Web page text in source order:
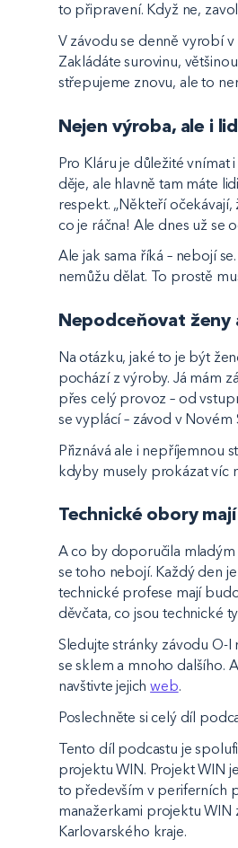
to připravení. Když ne,
V závodu se denně vyrobí v
Zakládáte surovinu,
střepujeme znovu, ale to
Nejen výroba, ale i
Pro Kláru je důležité
děje, ale hlavně tam máte
respekt. „Někteří
co je ráčna! Ale dnes už se
Ale jak sama říká – nebojí
nemůžu dělat. To prostě
Nepodceňovat ženy
Na otázku, jaké to je být
pochází z výroby. Já mám
přes celý provoz – od
se vyplácí – závod v Novém
Přiznává ale i nepříjemnou
kdyby musely prokázat víc
Technické obory
A co by doporučila
se toho nebojí. Každý den
technické profese mají
děvčata, co jsou technické
Sledujte stránky závodu O-I
se sklem a mnoho dalšího.
navštivte jejichweb.
Poslechněte si celý díl
Tento díl podcastu je
projektu WIN. Projekt WIN
to především v periferních
manažerkami projektu WIN
Karlovarského kraje.